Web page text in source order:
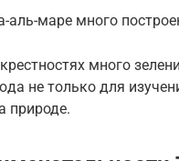
аль-маре много
много
не только для
природе.